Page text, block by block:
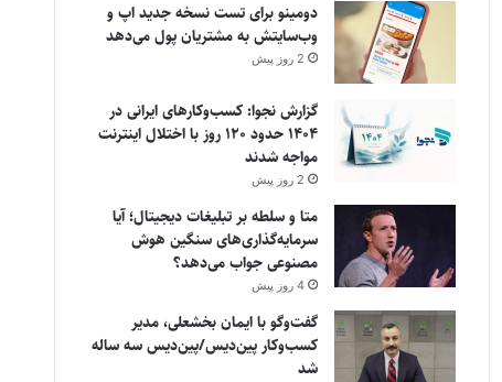
دومینو برای تست نسخه جدید اپ و
وب‌سایتش به مشتریان پول می‌دهد
2 روز پیش
گزارش نجوا: کسب‌وکارهای ایرانی در
۱۴۰۴ حدود ۱۲۰ روز با اختلال اینترنت
مواجه شدند
2 روز پیش
متا و سلطه بر تبلیغات دیجیتال؛ آیا
سرمایه‌گذاری‌های سنگین هوش
مصنوعی جواب می‌دهد؟
4 روز پیش
گفت‌وگو با ایمان بخشعلی، مدیر
کسب‌وکار پین‌دیس/پین‌دیس سه ساله
شد